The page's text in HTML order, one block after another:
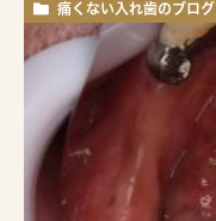
痛くない入れ歯のブログ